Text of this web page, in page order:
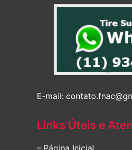
E-mail:
Links Úteis e
– Página Inicial